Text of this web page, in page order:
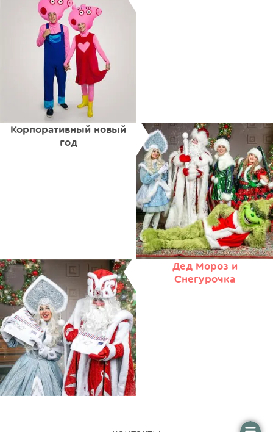
Корпоративный новый
год
Дед Мороз и
Снегурочка